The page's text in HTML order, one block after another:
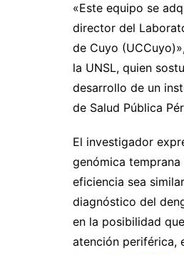
«Este equipo se
director del
de Cuyo
la UNSL, quien
desarrollo de un
de Salud Pública
El investigador
genómica
eficiencia sea
diagnóstico del
en la posibilidad
atención periférica,